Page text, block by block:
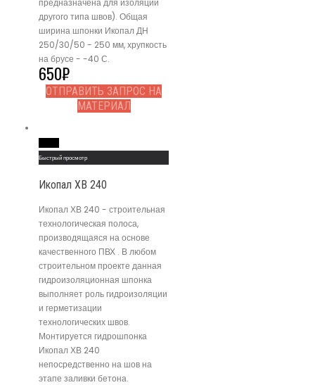
другого типа швов). Общая
ширина шпонки Икопал ДН
250/30/50 - 250 мм, хрупкость
на брусе - -40 С.
650₽
ОТПРАВИТЬ ЗАПРОС НА
МАТЕРИАЛ
Быстрый просмотр
Икопал ХВ 240
Икопал ХВ 240 - строительная
технологическая полоса,
производящаяся на основе
качественного ПВХ . В любом
строительном проекте данная
гидроизоляционная шпонка
выполняет роль гидроизоляции
и герметизации
технологических швов.
Монтируется гидрошпонка
Икопал ХВ 240
непосредственно на шов на
этапе заливки бетона.